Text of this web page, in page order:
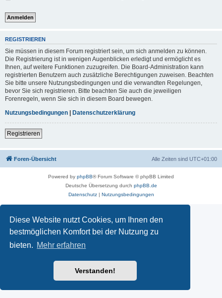
Diese Website nutzt Cookies, um Ihnen den
bestmöglichen Komfort bei der Nutzung zu
bieten. Mehr erfahren
Verstanden!
REGISTRIEREN
Sie müssen in diesem Forum registriert sein, um sich anmelden zu können.
Die Registrierung ist in wenigen Augenblicken erledigt und ermöglicht es
Ihnen, auf weitere Funktionen zuzugreifen. Die Board-Administration kann
registrierten Benutzern auch zusätzliche Berechtigungen zuweisen. Beachten
Sie bitte unsere Nutzungsbedingungen und die verwandten Regelungen,
bevor Sie sich registrieren. Bitte beachten Sie auch die jeweiligen
Forenregeln, wenn Sie sich in diesem Board bewegen.
Nutzungsbedingungen | Datenschutzerklärung
Registrieren
Foren-Übersicht Alle Zeiten sind UTC+01:00
Powered by phpBB® Forum Software © phpBB Limited
Deutsche Übersetzung durch phpBB.de
Datenschutz| Nutzungsbedingungen